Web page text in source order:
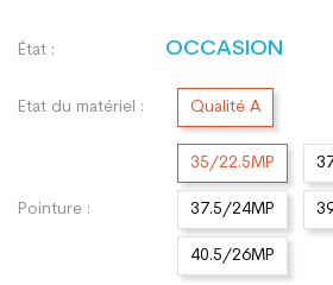
État : OCCASION
Etat du matériel : Qualité A
Pointure :
35/22.5MP
37.5/24MP
40.5/26MP